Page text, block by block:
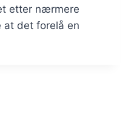
etter nærmere
at det forelå en